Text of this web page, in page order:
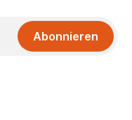
Abonnieren